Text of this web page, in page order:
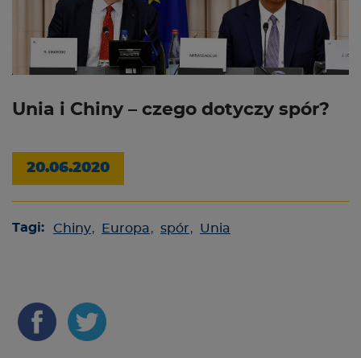
Unia i Chiny – czego dotyczy spór?
20.06.2020
Tagi: Chiny, Europa, spór, Unia